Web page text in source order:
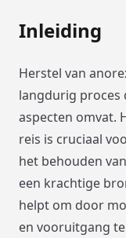
Inleiding
Herstel van
langdurig proces
aspecten omvat.
reis is cruciaal
het behouden
een krachtige
helpt om door
en vooruitgang